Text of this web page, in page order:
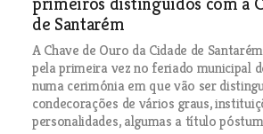
de Santarém
A Chave de Ouro da Cidade de
pela primeira vez no feriado municipal
numa cerimónia em que vão ser
condecorações de vários graus,
personalidades, algumas a título